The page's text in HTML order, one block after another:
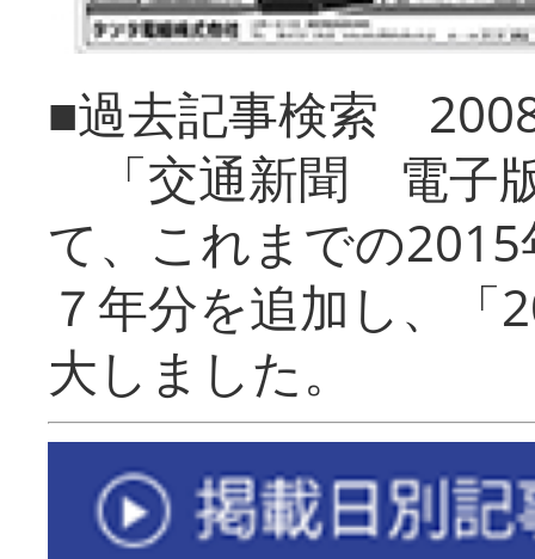
■過去記事検索
「交通新聞 電子
て、これまでの
７年分を追加し、「
大しまし